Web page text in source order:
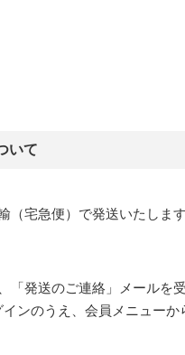
いて
（宅急便）で発送いたします
発送のご連絡」メールを
ンのうえ、会員メニューか